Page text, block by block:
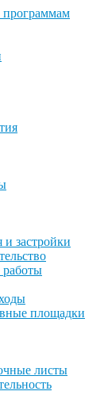
программам
и застройки
работы
площадки
листы